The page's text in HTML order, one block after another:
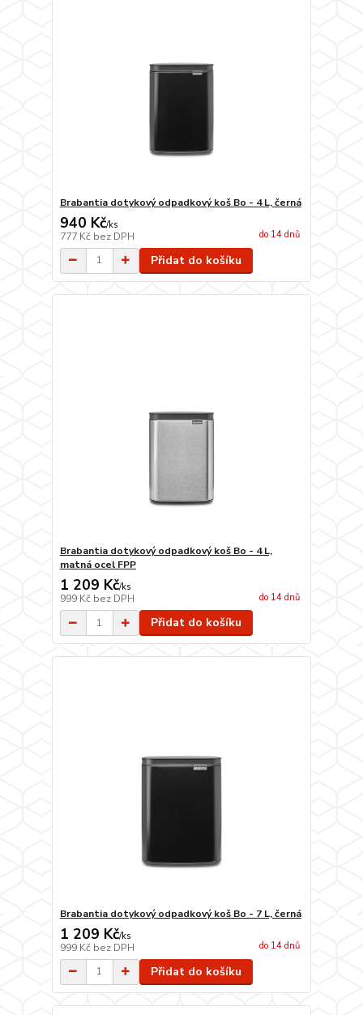
Brabantia dotykový odpadkový koš Bo - 4 L, černá
940 Kč/ks
777 Kč bez DPH do 14 dnů
Přidat do košíku
Brabantia dotykový odpadkový koš Bo - 4 L,
matná ocel FPP
1 209 Kč/ks
999 Kč bez DPH do 14 dnů
Přidat do košíku
Brabantia dotykový odpadkový koš Bo - 7 L, černá
1 209 Kč/ks
999 Kč bez DPH do 14 dnů
Přidat do košíku